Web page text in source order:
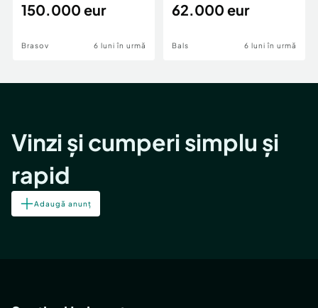
teren,deschidere Pia
150.000 eur
Brasov 6 luni în urmă
Periferie
62.000 eur
Bals 6 luni în urmă
Vinzi și cumperi simplu și
rapid
Adaugă anunț